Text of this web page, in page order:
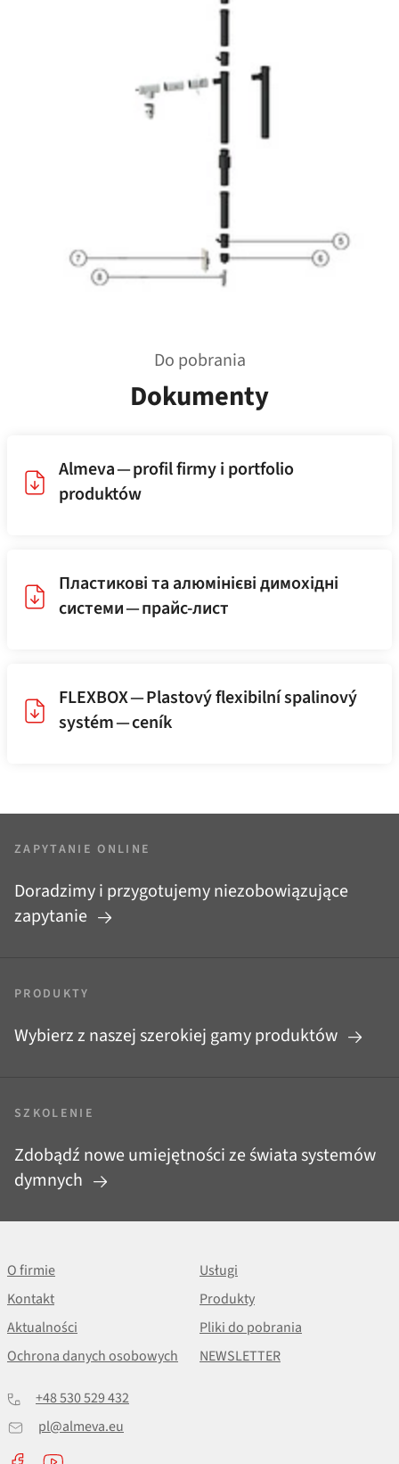
Do pobrania
Dokumenty
Almeva — profil firmy i portfolio
produktów
Пластикові та алюмінієві димохідні
системи — прайс-лист
FLEXBOX — Plastový flexibilní spalinový
systém — ceník
ZAPYTANIE ONLINE
Doradzimy i przygotujemy niezobowiązujące
zapytanie
PRODUKTY
Wybierz z naszej szerokiej gamy produktów
SZKOLENIE
Zdobądź nowe umiejętności ze świata systemów
dymnych
O firmie
Usługi
Kontakt
Produkty
Aktualności
Pliki do pobrania
Ochrona danych osobowych
NEWSLETTER
+48 530 529 432
pl@almeva.eu